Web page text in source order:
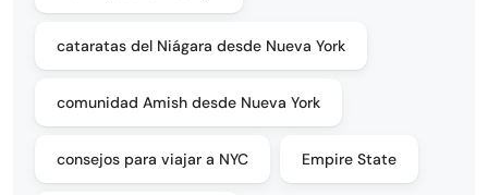
cataratas del Niágara desde Nueva York
comunidad Amish desde Nueva York
consejos para viajar a NYC Empire State